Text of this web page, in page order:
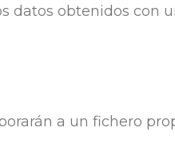
datos obtenidos con
a un fichero